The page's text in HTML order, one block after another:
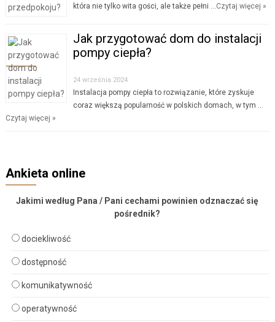
która nie tylko wita gości, ale także pełni …Czytaj więcej »
Jak przygotować dom do instalacji
pompy ciepła?
24 września 2024
Instalacja pompy ciepła to rozwiązanie, które zyskuje
coraz większą popularność w polskich domach, w tym …
Czytaj więcej »
Ankieta online
Jakimi według Pana / Pani cechami powinien odznaczać się
pośrednik?
dociekliwość
dostępność
komunikatywność
operatywność